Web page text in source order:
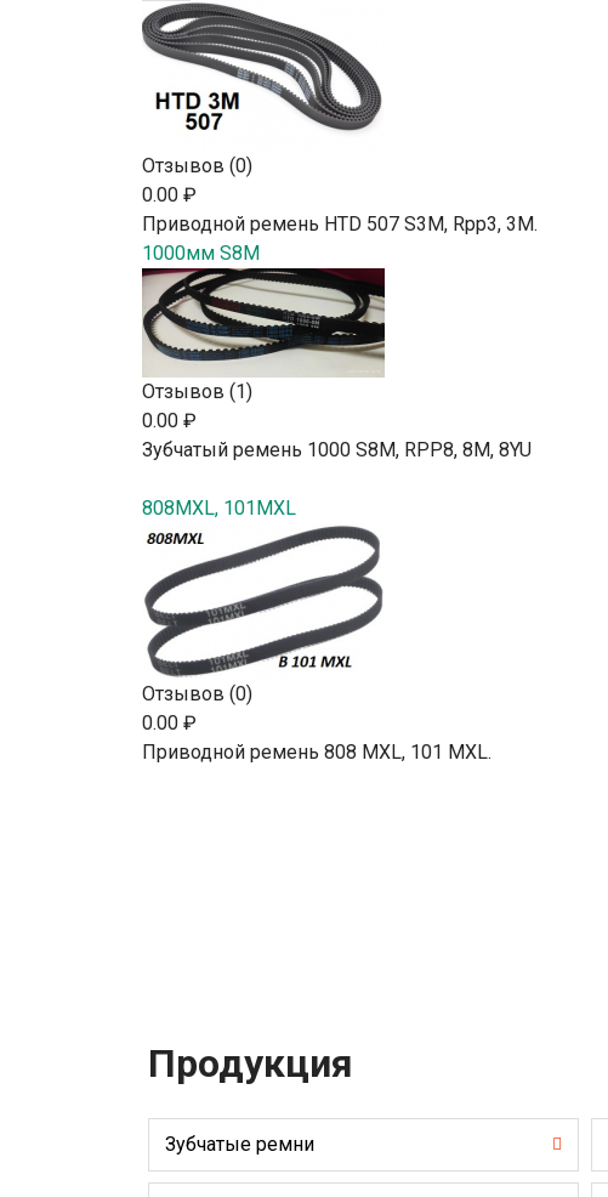
Отзывов (0)
0.00 ₽
Приводной ремень HTD 507 S3M, Rpp3, 3М.
1000мм S8M
Отзывов (1)
0.00 ₽
Зубчатый ремень 1000 S8M, RPP8, 8М, 8YU
808MXL, 101MXL
Отзывов (0)
0.00 ₽
Приводной ремень 808 MXL, 101 MXL.
Продукция
Зубчатые ремни